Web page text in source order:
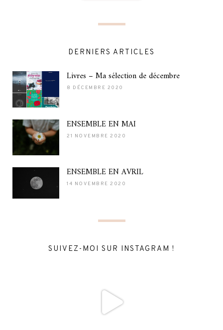
DERNIERS ARTICLES
Livres – Ma sélection de décembre
8 DÉCEMBRE 2020
ENSEMBLE EN MAI
21 NOVEMBRE 2020
ENSEMBLE EN AVRIL
14 NOVEMBRE 2020
SUIVEZ-MOI SUR INSTAGRAM !